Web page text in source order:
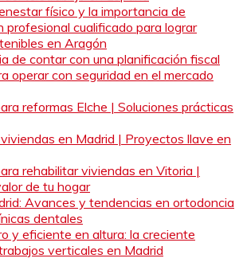
físico y la importancia de
profesional cualificado para lograr
en Aragón
de contar con una planificación fiscal
operar con seguridad en el mercado
reformas Elche | Soluciones prácticas
en Madrid | Proyectos llave en
rehabilitar viviendas en Vitoria |
de tu hogar
Avances y tendencias en ortodoncia
dentales
y eficiente en altura: la creciente
verticales en Madrid